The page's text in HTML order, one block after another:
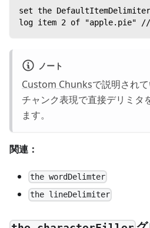
set the
log item 2 of "apple.pie" //
ノート
Custom Chunksで説明され
チャンク表現で直接デリミタ
ます。
関連：
the wordDelimter
the lineDelimiter